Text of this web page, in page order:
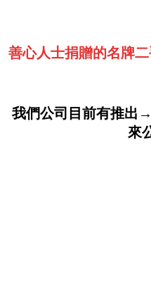
善心人士捐贈的名牌
我們公司目前有推出
來